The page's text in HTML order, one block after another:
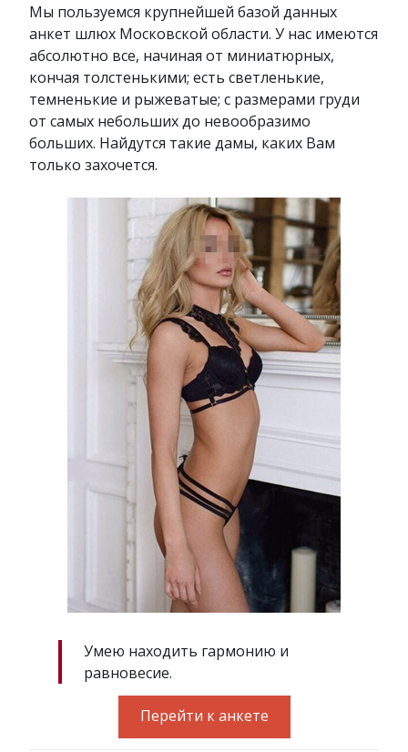
Мы пользуемся крупнейшей базой данных
анкет шлюх Московской области. У нас имеются
абсолютно все, начиная от миниатюрных,
кончая толстенькими; есть светленькие,
темненькие и рыжеватые; с размерами груди
от самых небольших до невообразимо
больших. Найдутся такие дамы, каких Вам
только захочется.
Умею находить гармонию и
равновесие.
Перейти к анкете